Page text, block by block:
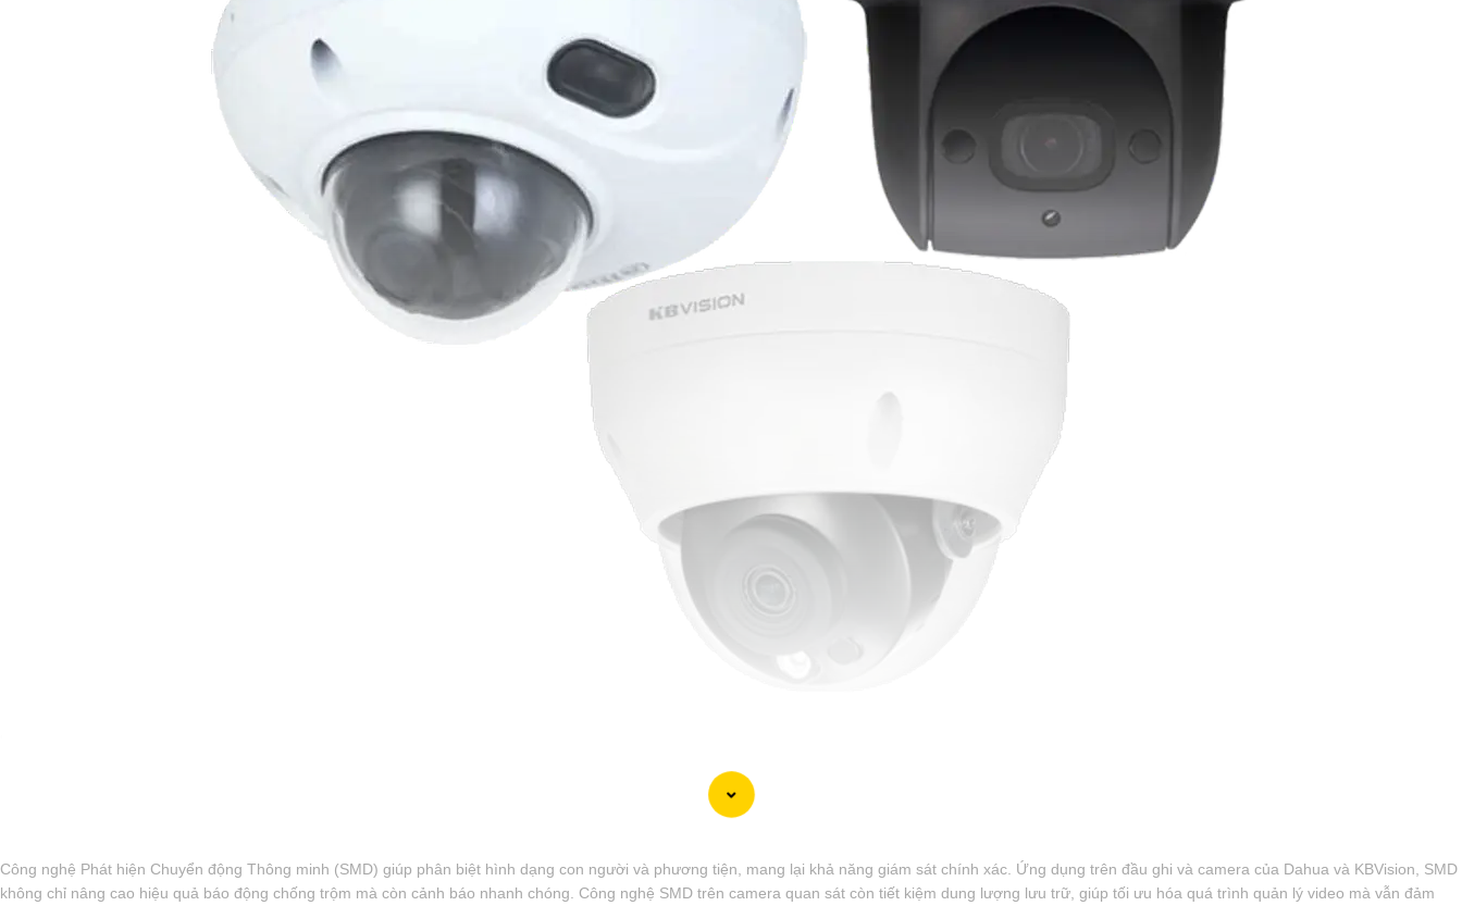
Công nghệ Phát hiện Chuyển động Thông minh (SMD) giúp phân biệt hình dạng con người và phương tiện, mang lại khả năng giám sát chính xác. Ứng dụng trên đầu ghi và camera của Dahua và KBVision, SMD
không chỉ nâng cao hiệu quả báo động chống trộm mà còn cảnh báo nhanh chóng. Công nghệ SMD trên camera quan sát còn tiết kiệm dung lượng lưu trữ, giúp tối ưu hóa quá trình quản lý video mà vẫn đảm